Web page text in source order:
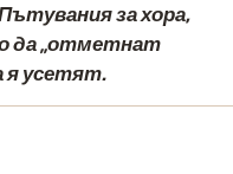
за хора,
да „отметнат
я усетят.